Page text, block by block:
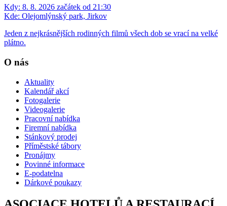
Kdy: 8. 8. 2026 začátek od 21:30
Kde: Olejomlýnský park, Jirkov
Jeden z nejkrásnějších rodinných filmů všech dob se vrací na velké
plátno.
O nás
Aktuality
Kalendář akcí
Fotogalerie
Videogalerie
Pracovní nabídka
Firemní nabídka
Stánkový prodej
Příměstské tábory
Pronájmy
Povinné informace
E-podatelna
Dárkové poukazy